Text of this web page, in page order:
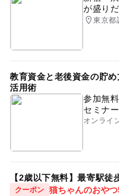
が盛り
東京都
教育資金と老後資金の貯
活用術
参加無
セミナー
オンライ
【2歳以下無料】最寄駅
クーポン 猫ちゃんのおや